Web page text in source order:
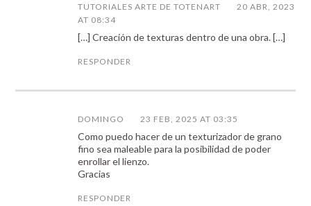
TUTORIALES ARTE DE TOTENART
20 ABR, 2023
AT 08:34
[…] Creación de texturas dentro de una obra. […]
RESPONDER
DOMINGO 23 FEB, 2025 AT 03:35
Como puedo hacer de un texturizador de grano
fino sea maleable para la posibilidad de poder
enrollar el lienzo.
Gracias
RESPONDER